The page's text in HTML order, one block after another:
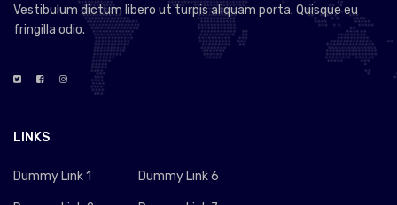
Vestibulum dictum libero ut turpis aliquam porta. Quisque eu
fringilla odio.
LINKS
Dummy Link 1 Dummy Link 6